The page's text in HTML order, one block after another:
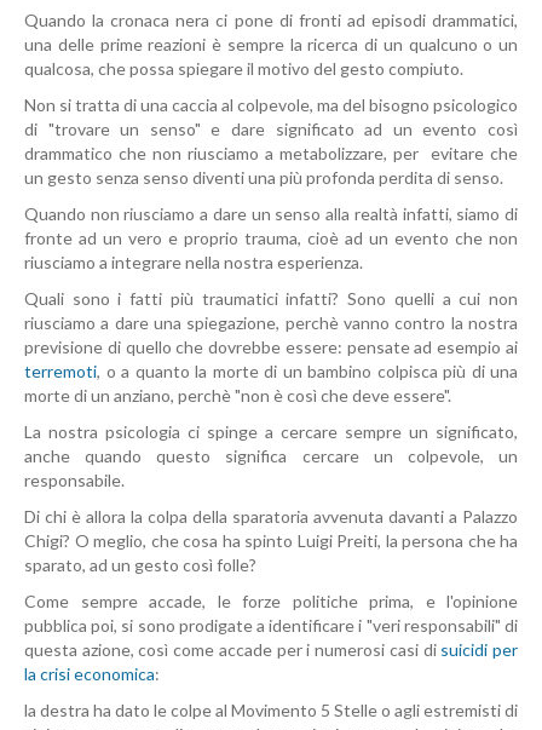
Quando la cronaca nera ci pone di fronti ad episodi drammatici,
una delle prime reazioni è sempre la ricerca di un qualcuno o un
qualcosa, che possa spiegare il motivo del gesto compiuto.
Non si tratta di una caccia al colpevole, ma del bisogno psicologico
di "trovare un senso" e dare significato ad un evento così
drammatico che non riusciamo a metabolizzare, per evitare che
un gesto senza senso diventi una più profonda perdita di senso.
Quando non riusciamo a dare un senso alla realtà infatti, siamo di
fronte ad un vero e proprio trauma, cioè ad un evento che non
riusciamo a integrare nella nostra esperienza.
Quali sono i fatti più traumatici infatti? Sono quelli a cui non
riusciamo a dare una spiegazione, perchè vanno contro la nostra
previsione di quello che dovrebbe essere: pensate ad esempio ai
terremoti, o a quanto la morte di un bambino colpisca più di una
morte di un anziano, perchè "non è così che deve essere".
La nostra psicologia ci spinge a cercare sempre un significato,
anche quando questo significa cercare un colpevole, un
responsabile.
Di chi è allora la colpa della sparatoria avvenuta davanti a Palazzo
Chigi? O meglio, che cosa ha spinto Luigi Preiti, la persona che ha
sparato, ad un gesto così folle?
Come sempre accade, le forze politiche prima, e l'opinione
pubblica poi, si sono prodigate a identificare i "veri responsabili" di
questa azione, così come accade per i numerosi casi di suicidi per
la crisi economica:
la destra ha dato le colpe al Movimento 5 Stelle o agli estremisti di